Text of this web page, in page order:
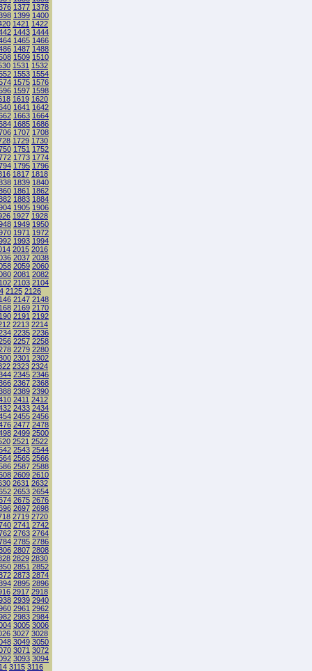
1377 1378
1399 1400
1421 1422
1443 1444
1465 1466
1487 1488
1509 1510
1531 1532
1553 1554
1575 1576
1597 1598
1619 1620
1641 1642
1663 1664
1685 1686
1707 1708
1729 1730
1751 1752
1773 1774
1795 1796
1817 1818
1839 1840
1861 1862
1883 1884
1905 1906
1927 1928
1949 1950
1971 1972
1993 1994
2015 2016
2037 2038
2059 2060
2081 2082
2103 2104
2125 2126
2147 2148
2169 2170
2191 2192
2213 2214
2235 2236
2257 2258
2279 2280
2301 2302
2323 2324
2345 2346
2367 2368
2389 2390
2411 2412
2433 2434
2455 2456
2477 2478
2499 2500
2521 2522
2543 2544
2565 2566
2587 2588
2609 2610
2631 2632
2653 2654
2675 2676
2697 2698
2719 2720
2741 2742
2763 2764
2785 2786
2807 2808
2829 2830
2851 2852
2873 2874
2895 2896
2917 2918
2939 2940
2961 2962
2983 2984
3005 3006
3027 3028
3049 3050
3071 3072
3093 3094
3115 3116